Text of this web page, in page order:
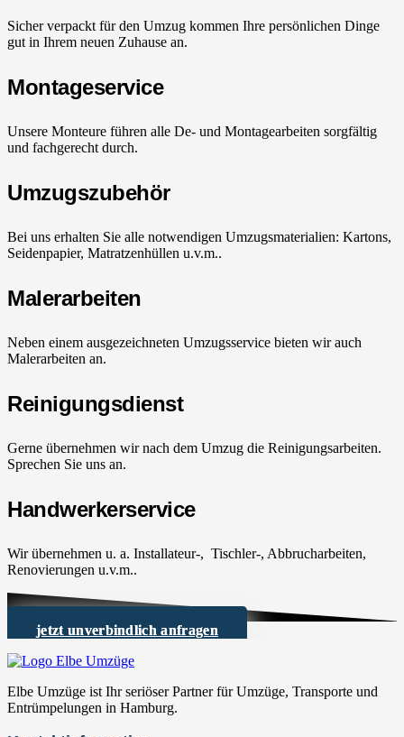
Sicher verpackt für den Umzug kommen Ihre persönlichen Dinge
gut in Ihrem neuen Zuhause an.
Montageservice
Unsere Monteure führen alle De- und Montagearbeiten sorgfältig
und fachgerecht durch.
Umzugszubehör
Bei uns erhalten Sie alle notwendigen Umzugsmaterialien: Kartons,
Seidenpapier, Matratzenhüllen u.v.m..
Malerarbeiten
Neben einem ausgezeichneten Umzugsservice bieten wir auch
Malerarbeiten an.
Reinigungsdienst
Gerne übernehmen wir nach dem Umzug die Reinigungsarbeiten.
Sprechen Sie uns an.
Handwerkerservice
Wir übernehmen u. a. Installateur-, Tischler-, Abbrucharbeiten,
Renovierungen u.v.m..
jetzt unverbindlich anfragen
Elbe Umzüge ist Ihr seriöser Partner für Umzüge, Transporte und
Entrümpelungen in Hamburg.